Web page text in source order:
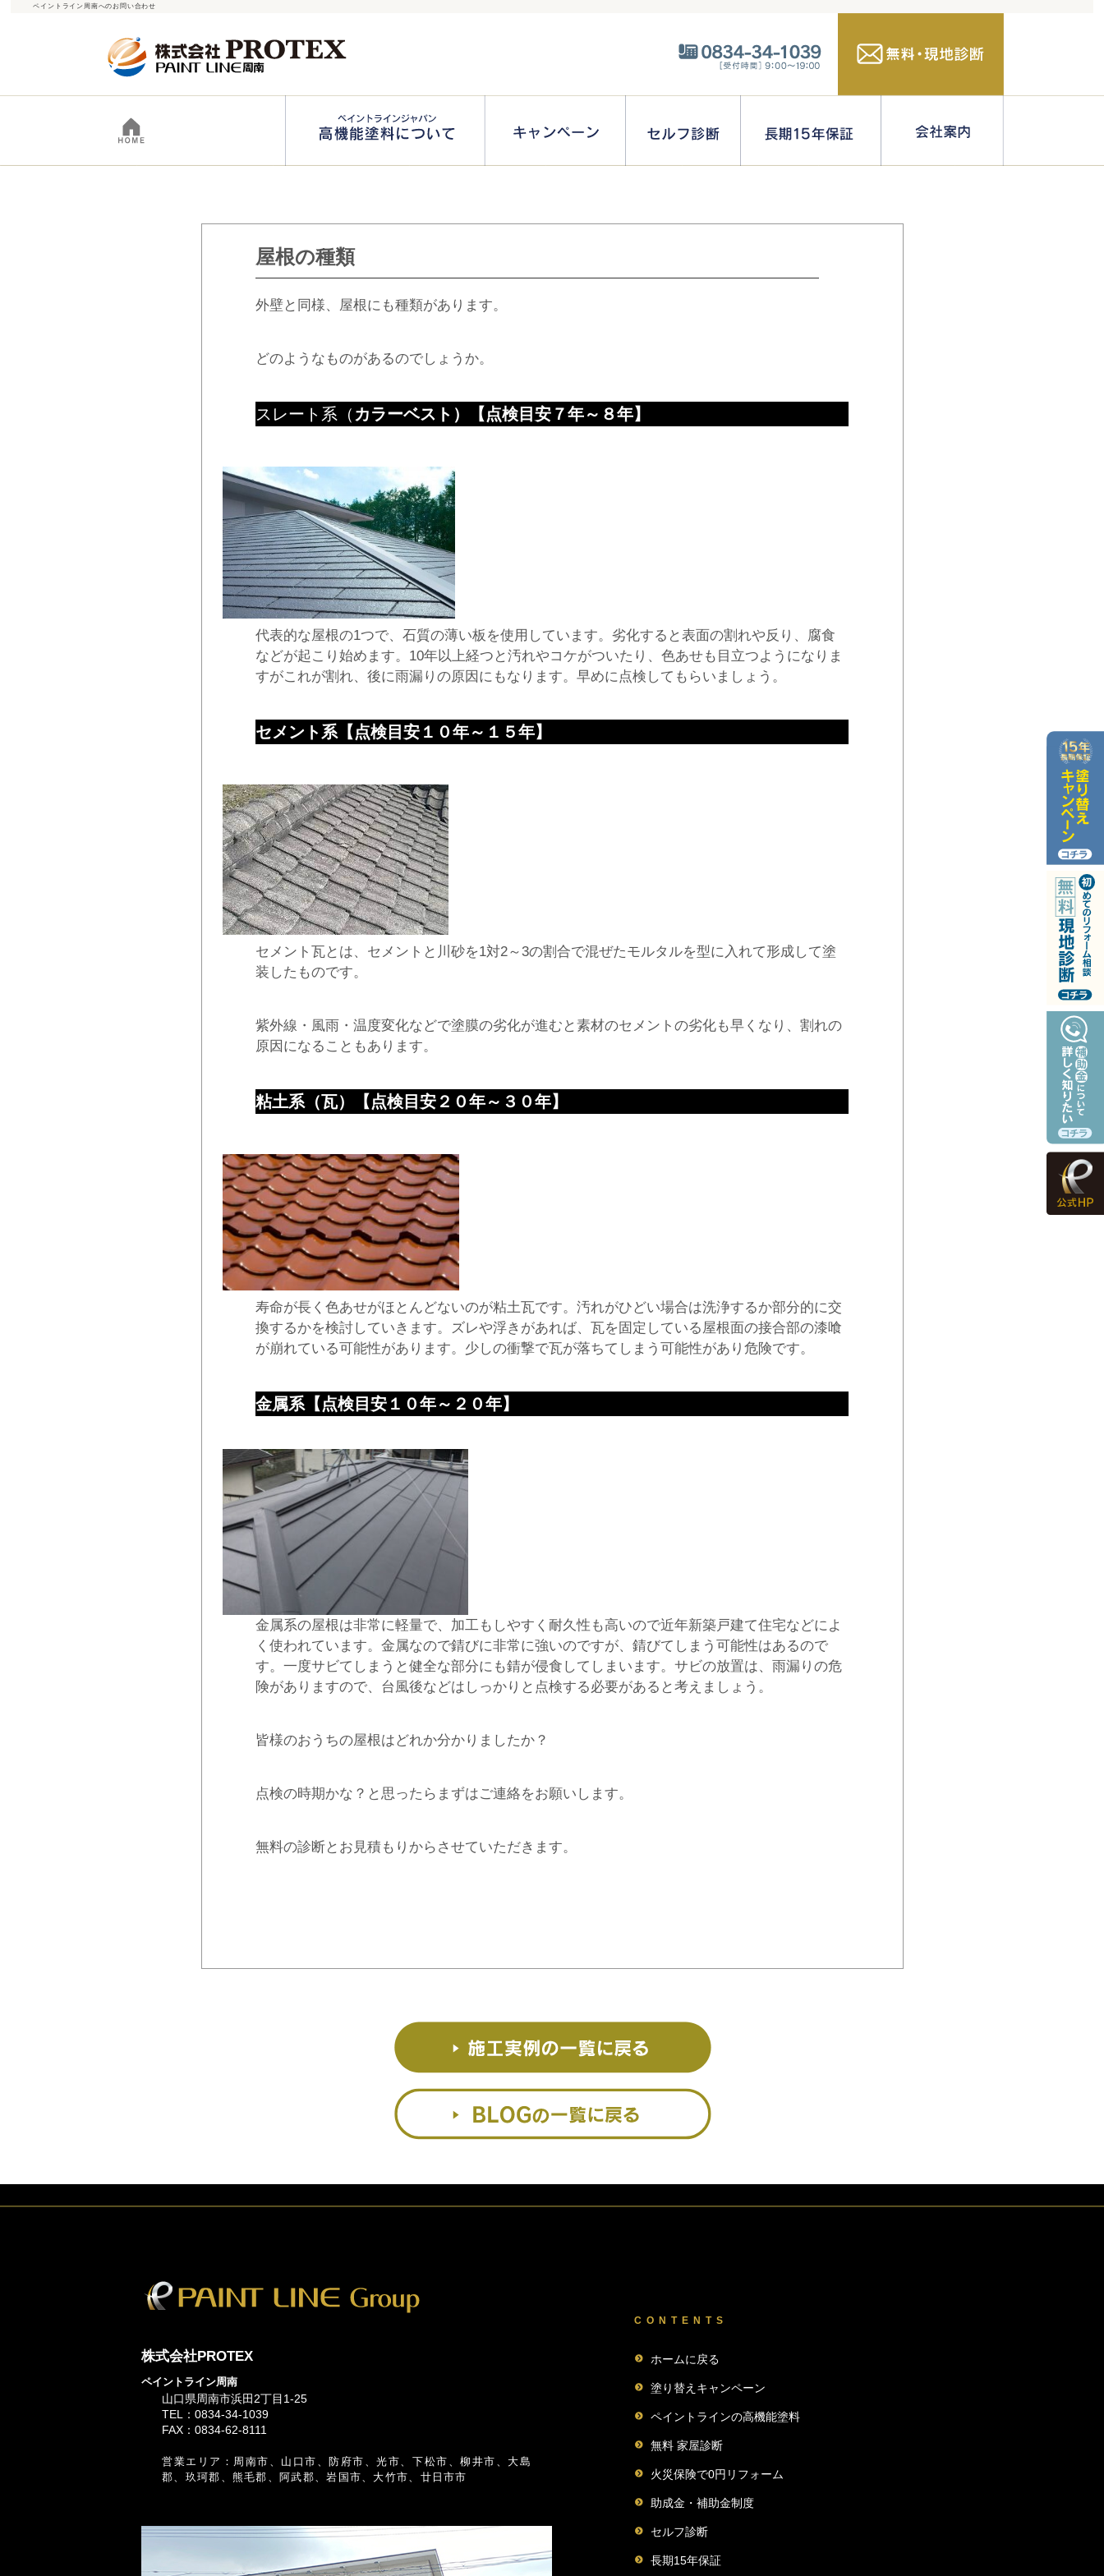
ペイントライン周南へのお問い合わせ
屋根の種類
外壁と同様、屋根にも種類があります。
どのようなものがあるのでしょうか。
スレート系（ カラーベスト）【点検目安７年～８年】
代表的な屋根の1つで、石質の薄い板を使用しています。劣化すると表面の割れや反り、腐食
などが起こり始めます。10年以上経つと汚れやコケがついたり、色あせも目立つようになりま
すがこれが割れ、後に雨漏りの原因にもなります。早めに点検してもらいましょう。
セメント系【点検目安１０年～１５年】
セメント瓦とは、セメントと川砂を1対2～3の割合で混ぜたモルタルを型に入れて形成して塗
装したものです。
紫外線・風雨・温度変化などで塗膜の劣化が進むと素材のセメントの劣化も早くなり、割れの
原因になることもあります。
粘土系（瓦）【点検目安２０年～３０年】
寿命が長く色あせがほとんどないのが粘土瓦です。汚れがひどい場合は洗浄するか部分的に交
換するかを検討していきます。ズレや浮きがあれば、瓦を固定している屋根面の接合部の漆喰
が崩れている可能性があります。少しの衝撃で瓦が落ちてしまう可能性があり危険です。
金属系【点検目安１０年～２０年】
金属系の屋根は非常に軽量で、加工もしやすく耐久性も高いので近年新築戸建て住宅などによ
く使われています。金属なので錆びに非常に強いのですが、錆びてしまう可能性はあるので
す。一度サビてしまうと健全な部分にも錆が侵食してしまいます。サビの放置は、雨漏りの危
険がありますので、台風後などはしっかりと点検する必要があると考えましょう。
皆様のおうちの屋根はどれか分かりましたか？
点検の時期かな？と思ったらまずはご連絡をお願いします。
無料の診断とお見積もりからさせていただきます。
株式会社PROTEX
ペイントライン周南
山口県周南市浜田2丁目1-25
TEL：0834-34-1039
FAX：0834-62-8111
営業エリア：周南市、山口市、防府市、光市、下松市、柳井市、大島
郡、玖珂郡、熊毛郡、阿武郡、岩国市、大竹市、廿日市市
CONTENTS
ホームに戻る
塗り替えキャンペーン
ペイントラインの高機能塗料
無料 家屋診断
火災保険で0円リフォーム
助成金・補助金制度
セルフ診断
長期15年保証